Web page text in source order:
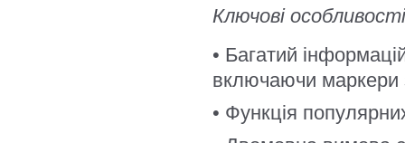
Ключові
• Багатий
включаючи маркери
• Функція